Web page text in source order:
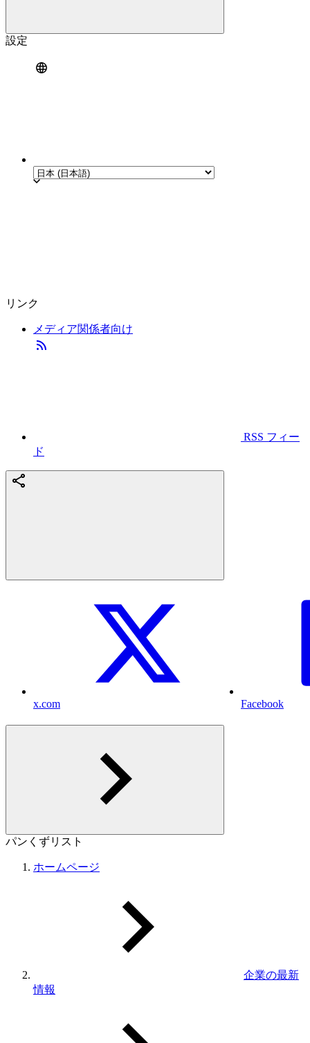
設定
リンク
メディア関係者向け
RSS フィー
ド
x.com Facebook
パンくずリスト
ホームページ
企業の最新
情報